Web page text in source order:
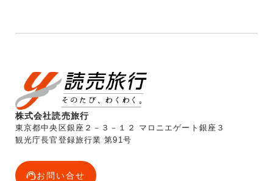
株式会社読売旅行
東京都中央区銀座２－３－１２ マロニエゲート銀座３
観光庁長官登録旅行業 第91号
お問い合せ